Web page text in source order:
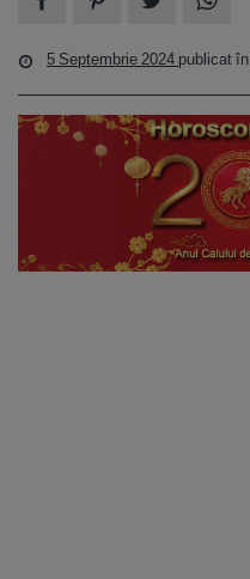
5 Septembrie 2024 publicat în